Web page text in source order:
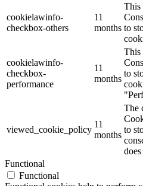
cookielawinfo-
checkbox-others
11
months
This
to
cookielawinfo-
checkbox-
performance
11
months
This
to
viewed_cookie_policy
11
months
The
to
Functional
Functional